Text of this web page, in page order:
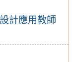
計應用教師